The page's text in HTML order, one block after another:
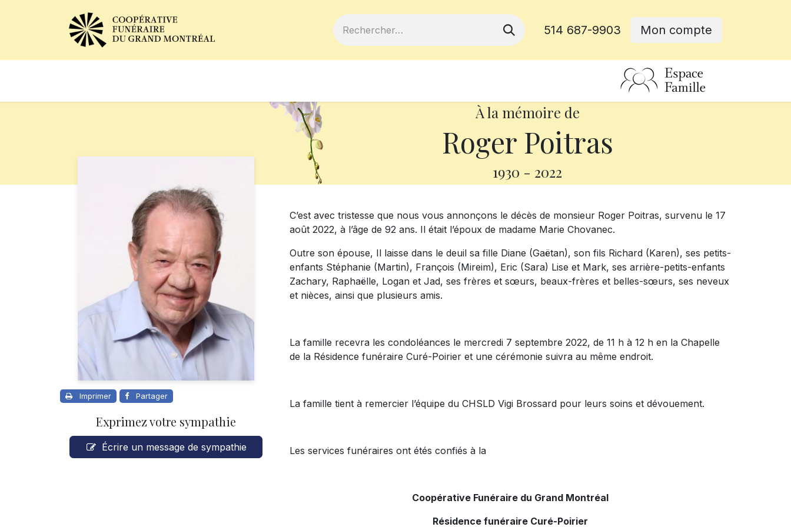
514 687-9903 Mon compte
À la mémoire de
Roger Poitras
1930 - 2022
Imprimer Partager
Exprimez votre sympathie
Écrire un message de sympathie
C’est avec tristesse que nous vous annonçons le décès de monsieur Roger Poitras, survenu le 17
août 2022, à l’âge de 92 ans. Il était l’époux de madame Marie Chovanec.
Outre son épouse, Il laisse dans le deuil sa fille Diane (Gaëtan), son fils Richard (Karen), ses petits-
enfants Stéphanie (Martin), François (Mireim), Eric (Sara) Lise et Mark, ses arrière-petits-enfants
Zachary, Raphaëlle, Logan et Jad, ses frères et sœurs, beaux-frères et belles-sœurs, ses neveux
et nièces, ainsi que plusieurs amis.
La famille recevra les condoléances le mercredi 7 septembre 2022, de 11 h à 12 h en la Chapelle
de la Résidence funéraire Curé-Poirier et une cérémonie suivra au même endroit.
La famille tient à remercier l’équipe du CHSLD Vigi Brossard pour leurs soins et dévouement.
Les services funéraires ont étés confiés à la
Coopérative Funéraire du Grand Montréal
Résidence funéraire Curé-Poirier